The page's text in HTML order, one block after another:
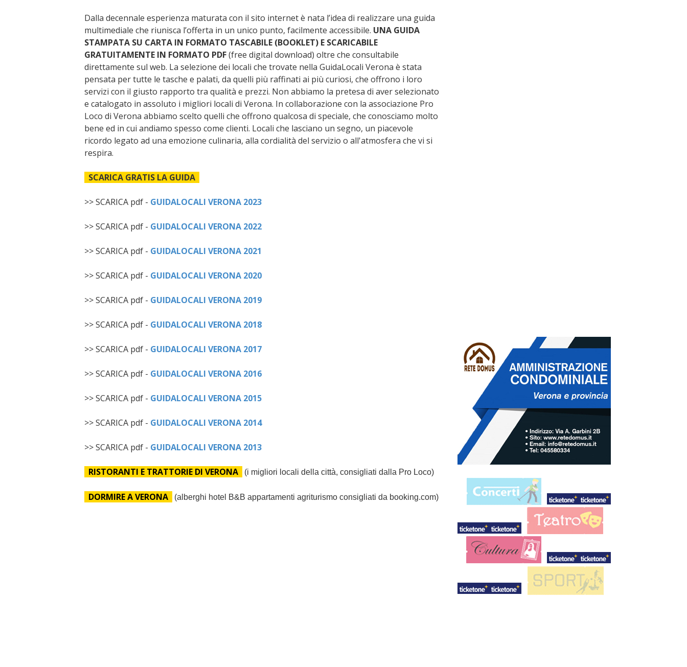
Dalla decennale esperienza maturata con il sito internet è nata l’idea di realizzare una guida
multimediale che riunisca l’offerta in un unico punto, facilmente accessibile. UNA GUIDA
STAMPATA SU CARTA IN FORMATO TASCABILE (BOOKLET) E SCARICABILE
GRATUITAMENTE IN FORMATO PDF(free digital download) oltre che consultabile
direttamente sul web. La selezione dei locali che trovate nella GuidaLocali Verona è stata
pensata per tutte le tasche e palati, da quelli più raffinati ai più curiosi, che offrono i loro
servizi con il giusto rapporto tra qualità e prezzi. Non abbiamo la pretesa di aver selezionato
e catalogato in assoluto i migliori locali di Verona. In collaborazione con la associazione Pro
Loco di Verona abbiamo scelto quelli che offrono qualcosa di speciale, che conosciamo molto
bene ed in cui andiamo spesso come clienti. Locali che lasciano un segno, un piacevole
ricordo legato ad una emozione culinaria, alla cordialità del servizio o all'atmosfera che vi si
respira.
SCARICA GRATIS LA GUIDA
>> SCARICA pdf - GUIDALOCALI VERONA 2023
>> SCARICA pdf - GUIDALOCALI VERONA 2022
>> SCARICA pdf - GUIDALOCALI VERONA 2021
>> SCARICA pdf - GUIDALOCALI VERONA 2020
>> SCARICA pdf - GUIDALOCALI VERONA 2019
>> SCARICA pdf - GUIDALOCALI VERONA 2018
>> SCARICA pdf - GUIDALOCALI VERONA 2017
>> SCARICA pdf - GUIDALOCALI VERONA 2016
>> SCARICA pdf - GUIDALOCALI VERONA 2015
>> SCARICA pdf - GUIDALOCALI VERONA 2014
>> SCARICA pdf - GUIDALOCALI VERONA 2013
RISTORANTI E TRATTORIE DI VERONA (i migliori locali della città, consigliati dalla Pro Loco)
DORMIRE A VERONA (alberghi hotel B&B appartamenti agriturismo consigliati da booking.com)